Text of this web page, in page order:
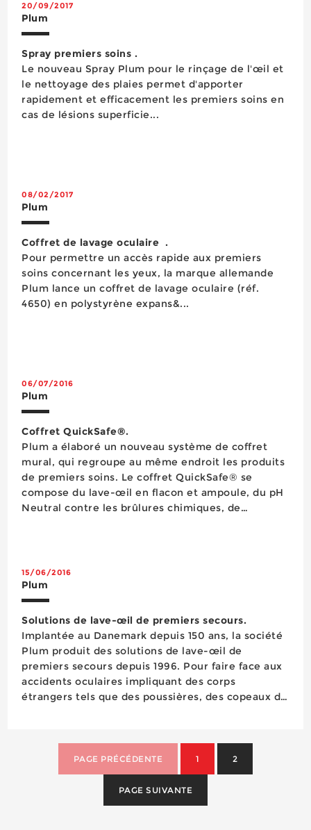
20/09/2017
Plum
Spray premiers soins .
Le nouveau Spray Plum pour le rinçage de l'œil et
le nettoyage des plaies permet d'apporter
rapidement et efficacement les premiers soins en
cas de lésions superficie...
08/02/2017
Plum
Coffret de lavage oculaire .
Pour permettre un accès rapide aux premiers
soins concernant les yeux, la marque allemande
Plum lance un coffret de lavage oculaire (réf.
4650) en polystyrène expans&...
06/07/2016
Plum
Coffret QuickSafe®.
Plum a élaboré un nouveau système de coffret
mural, qui regroupe au même endroit les produits
de premiers soins. Le coffret QuickSafe® se
compose du lave-œil en flacon et ampoule, du pH
Neutral contre les brûlures chimiques, de
petites coupures et d’un gel anti-br...
15/06/2016
Plum
Solutions de lave-œil de premiers secours.
Implantée au Danemark depuis 150 ans, la société
Plum produit des solutions de lave-œil de
premiers secours depuis 1996. Pour faire face aux
accidents oculaires impliquant des corps
étrangers tels que des poussières, des copeaux de
des plus approprié...
PAGE PRÉCÉDENTE 1 2
PAGE SUIVANTE